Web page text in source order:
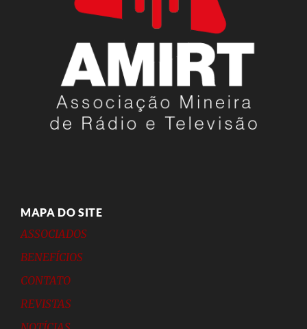
MAPA DO SITE
ASSOCIADOS
BENEFÍCIOS
CONTATO
REVISTAS